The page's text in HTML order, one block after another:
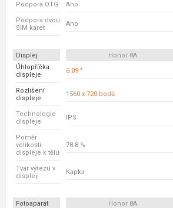
Podpora OTG Ano
Podpora dvou
SIM karet
Ano
Displej Honor 8A
Úhlopříčka
displeje
6.09 "
Rozlišení
displeje
1560 x 720 bodů
Technologie
displeje
IPS
Poměr
velikosti
displeje k tělu
78.8 %
Tvar výřezu v
displeji
Kapka
Fotoaparát Honor 8A